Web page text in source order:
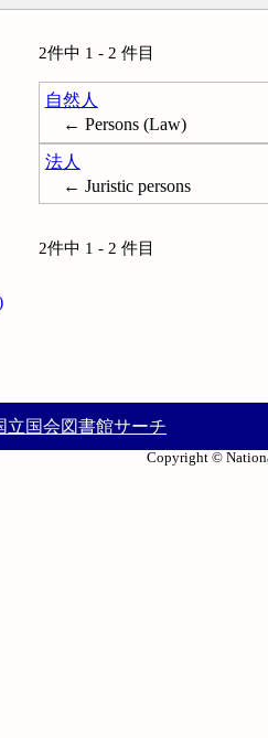
2件中 1 - 2 件目
自然人
← Persons (Law)
法人
← Juristic persons
2件中 1 - 2 件目
立国会図書館サーチ
Copyright ©